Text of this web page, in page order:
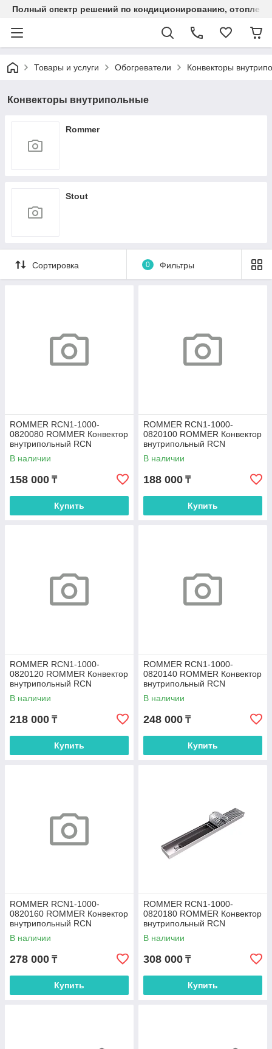
Полный спектр решений по кондиционированию,
Товары и услуги Обогреватели Конвекторы
Конвекторы внутрипольные
Rommer
Stout
Сортировка 0 Фильтры
ROMMER RCN1-1000-
0820080 ROMMER Конвектор
внутрипольный RCN
80.200.800 (Решётка
роликовая, анодированный
В наличии
158 000 ₸
Купить
ROMMER RCN1-1000-
0820100 ROMMER Конвектор
внутрипольный RCN
80.200.1000 (Решётка
роликовая, анодированный
В наличии
188 000 ₸
Купить
ROMMER RCN1-1000-
0820120 ROMMER Конвектор
внутрипольный RCN
80.200.1200 (Решётка
роликовая, анодированный
В наличии
218 000 ₸
Купить
ROMMER RCN1-1000-
0820140 ROMMER Конвектор
внутрипольный RCN
80.200.1400 (Решётка
роликовая, анодированный
В наличии
248 000 ₸
Купить
ROMMER RCN1-1000-
0820160 ROMMER Конвектор
внутрипольный RCN
80.200.1600 (Решётка
роликовая, анодированный
В наличии
278 000 ₸
Купить
ROMMER RCN1-1000-
0820180 ROMMER Конвектор
внутрипольный RCN
80.200.1800 (Решётка
роликовая, анодированный
В наличии
308 000 ₸
Купить